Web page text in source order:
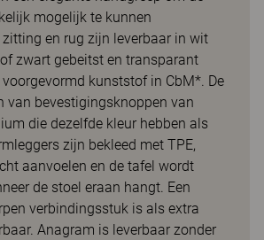
mogelijk te kunnen
zitting en rug zijn leverbaar in wit
zwart gebeitst en transparant
kunststof in CbM*. De
van bevestigingsknoppen van
die dezelfde kleur hebben als
zijn bekleed met TPE,
aanvoelen en de tafel wordt
de stoel eraan hangt. Een
verbindingsstuk is als extra
Anagram is leverbaar zonder